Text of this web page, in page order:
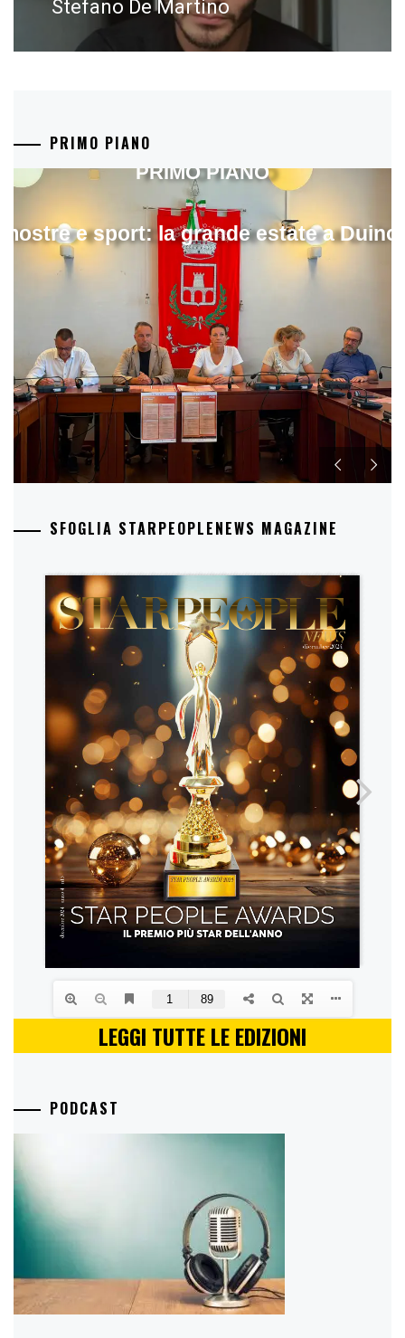
Stefano De Martino
PRIMO PIANO
e sport: la grande estate a
PRIMO PIANO
SFOGLIA STARPEOPLENEWS MAGAZINE
LEGGI TUTTE LE EDIZIONI
PODCAST